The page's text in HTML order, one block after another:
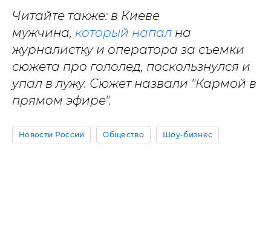
Читайте также: в Киеве
мужчина, который напал на
журналистку и оператора за съемки
сюжета про гололед, поскользнулся и
упал в лужу. Сюжет назвали "Кармой в
прямом эфире".
Новости России Общество Шоу-бизнес